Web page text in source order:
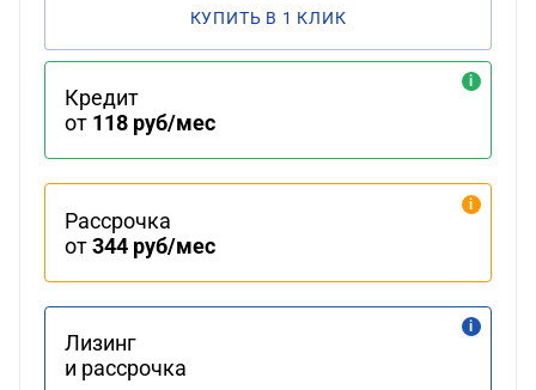
КУПИТЬ В 1 КЛИК
Кредит
от 118 руб/мес
Рассрочка
от344 руб/мес
Лизинг
и рассрочка